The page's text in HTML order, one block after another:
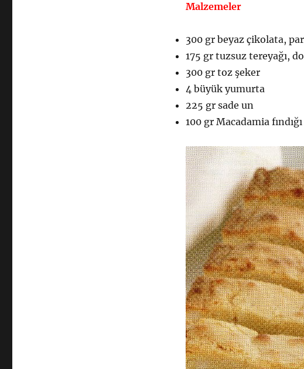
Malzemeler
300 gr beyaz çikolata,
175 gr tuzsuz tereyağı,
300 gr toz şeker
4 büyük yumurta
225 gr sade un
100 gr Macadamia fındığı